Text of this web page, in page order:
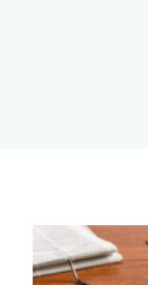
Ihre SPD